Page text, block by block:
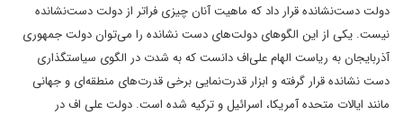
دولت دست‌نشانده قرار داد که ماهیت آنان چیزی فراتر از دولت دست‌نشانده
نیست. یکی از این الگوهای دولت‌های دست نشانده را می‌توان دولت جمهوری
آذربایجان به ریاست الهام علی‌اف دانست که به شدت در الگوی سیاستگذاری
دست نشانده قرار گرفته و ابزار قدرت‌نمایی برخی قدرت‌های منطقه‌ای و جهانی
مانند ایالات متحده آمریکا، اسرائیل و ترکیه شده است. دولت علی اف در